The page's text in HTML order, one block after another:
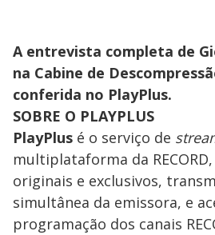
A entrevista completa de
na Cabine de
conferida no PlayPlus.
SOBRE O PLAYPLUS
PlayPlus é o serviço de
multiplataforma da
originais e exclusivos,
simultânea da emissora, e
programação dos canais